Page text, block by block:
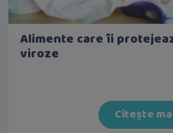
Alimente care îi
viroze
Citește